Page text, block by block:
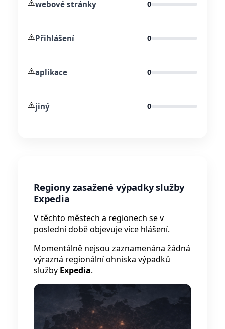
⚠️webové stránky 0
⚠️Přihlášení 0
⚠️aplikace 0
⚠️jiný 0
Regiony zasažené výpadky služby
Expedia
V těchto městech a regionech se v
poslední době objevuje více hlášení.
Momentálně nejsou zaznamenána žádná
výrazná regionální ohniska výpadků
služby Expedia.